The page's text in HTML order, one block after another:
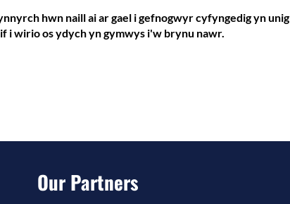
hwn naill ai ar gael i gefnogwyr cyfyngedig yn
i wirio os ydych yn gymwys i'w brynu nawr.
Our Partners